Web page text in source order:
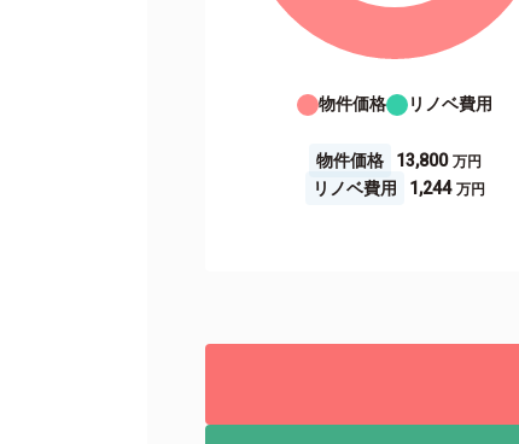
物件価格 リノベ費用
物件価格
13,800
リノベ費用
1,244